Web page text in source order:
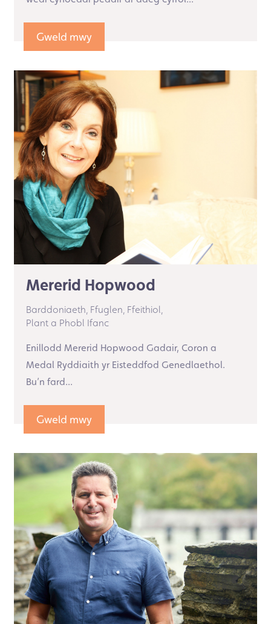
Gweld mwy
Mererid Hopwood
Barddoniaeth, Ffuglen, Ffeithiol,
Plant a Phobl Ifanc
Enillodd Mererid Hopwood Gadair, Coron a
Medal Ryddiaith yr Eisteddfod Genedlaethol.
Bu’n fard...
Gweld mwy